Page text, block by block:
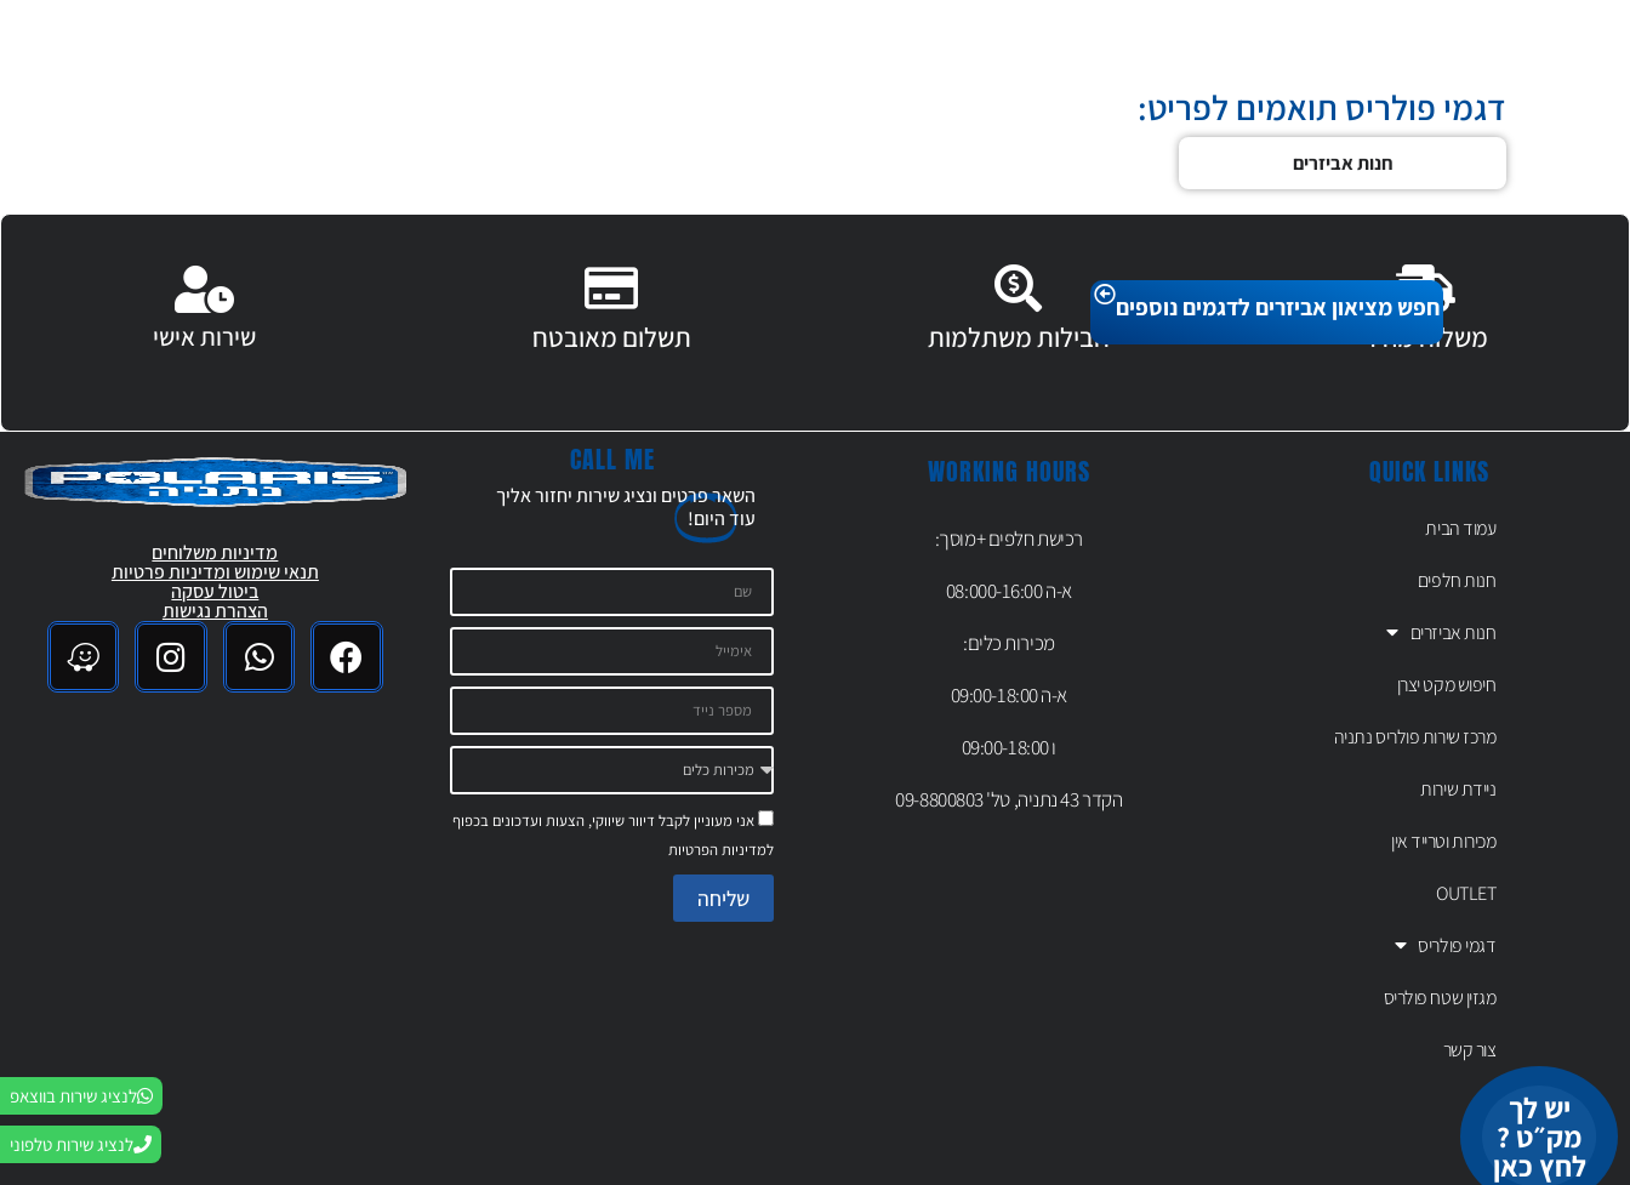
חפש מציאון אביזרים לדגמים נוספים
דגמי פולריס תואמים לפריט:
חנות אביזרים
משלוח מהיר חבילות משתלמות תשלום מאובטח שירות אישי
QUICK LINKS
עמוד הבית
חנות חלפים
חנות אביזרים
חיפוש מקט יצרן
מרכז שירות פולריס נתניה
ניידת שירות
מכירות וטרייד אין
OUTLET
דגמי פולריס
מגזין שטח פולריס
צור קשר
יש לך
מק״ט ?
לחץ כאן
WORKING HOURS
רכישת חלפים +מוסך:
א-ה 08:000-16:00
מכירות כלים:
א-ה 09:00-18:00
ו 09:00-18:00
הקדר 43 נתניה, טל' 09-8800803
CALL ME
השאר פרטים ונציג שירות יחזור אליך
עודהיום!
אני מעוניין לקבל דיוור שיווקי, הצעות ועדכונים בכפוף
למדיניות הפרטיות
שליחה
לנציג שירות בווצאפ
לנציג שירות טלפוני
מדיניות משלוחים
תנאי שימוש ומדיניות פרטיות
ביטול עסקה
הצהרת נגישות